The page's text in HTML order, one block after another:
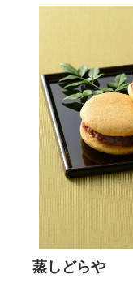
蒸しどらや